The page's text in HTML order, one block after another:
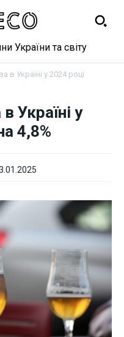
України та світу
в Україні у 2024 році
Україні у
4,8%